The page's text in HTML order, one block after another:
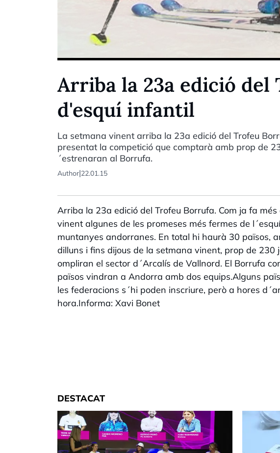
Arriba la 23a edició
d'esquí infantil
La setmana vinent arriba la 23a edició del Trofeu
presentat la competició que comptarà amb prop de
´estrenaran al Borrufa.
Author|22.01.15
Arriba la 23a edició del Trofeu Borrufa. Com ja fa
vinent algunes de les promeses més fermes de
muntanyes andorranes. En total hi haurà 30 països,
dilluns i fins dijous de la setmana vinent, prop de
ompliran el sector d´Arcalís de Vallnord. El Borrufa
països vindran a Andorra amb dos equips.Alguns
les federacions s´hi poden inscriure, però a hores
hora.Informa: Xavi Bonet
DESTACAT